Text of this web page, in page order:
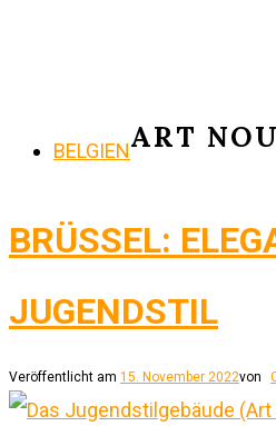
ART
BELGIEN
BRÜSSEL:
JUGENDSTIL
Veröffentlicht am 15. November 2022von